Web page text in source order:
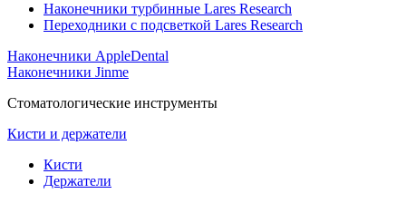
Наконечники турбинные Lares Research
Переходники с подсветкой Lares Research
Наконечники AppleDental
Наконечники Jinme
Стоматологические инструменты
Кисти и держатели
Кисти
Держатели